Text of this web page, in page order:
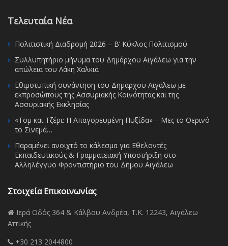
Τελευταία Νέα
Πολιτιστική Διαδρομή 2026 – Β’ Κύκλος Πολιτισμού
Συλλυπητήριο μήνυμα του Δημάρχου Αιγάλεω για την
απώλεια του Λάκη Χαλκιά
Εθιμοτυπική συνάντηση του Δημάρχου Αιγάλεω με
εκπροσώπους της Ασσυριακής Κοινότητας και της
Ασσυριακής Εκκλησίας
«Τομ και Τζέρι: Η Απαγορευμένη Πυξίδα» – Μες το Θερινό
το Σινεμά…
Παραμένει ανοιχτό το κάλεσμα για Εθελοντές
Εκπαιδευτικούς & Γραμματειακή Υποστήριξη στο
Αλληλέγγυο Φροντιστήριο του Δήμου Αιγάλεω
Στοιχεία Επικοινωνίας
Ιερά Οδός 364 & Κάλβου Ανδρέα, Τ.Κ. 12243, Αιγάλεω
Αττικής
+30 213 2044800